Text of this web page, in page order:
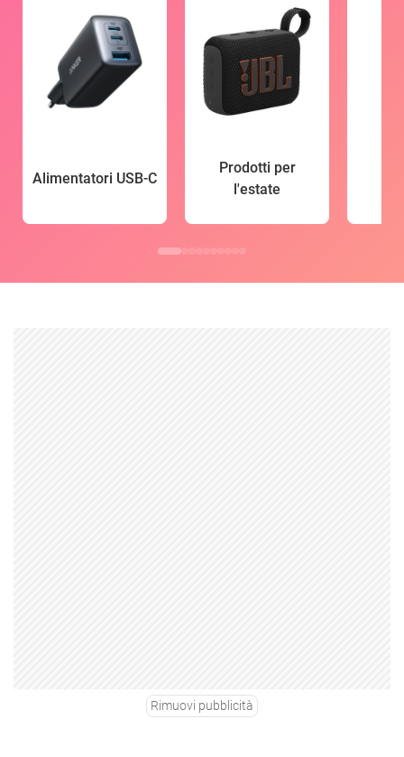
Alimentatori USB-C
Prodotti per
l'estate
Rimuovi pubblicità